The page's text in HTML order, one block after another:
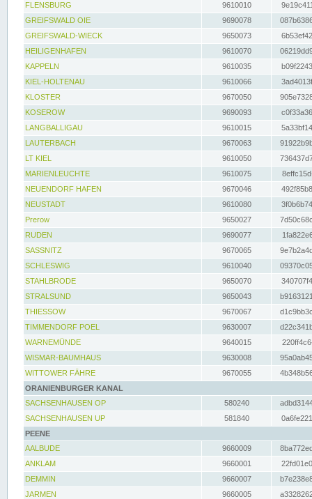
FLENSBURG
9610010
GREIFSWALD OIE
9690078
GREIFSWALD-WIECK
9650073
HEILIGENHAFEN
9610070
KAPPELN
9610035
KIEL-HOLTENAU
9610066
KLOSTER
9670050
KOSEROW
9690093
LANGBALLIGAU
9610015
LAUTERBACH
9670063
LT KIEL
9610050
MARIENLEUCHTE
9610075
NEUENDORF HAFEN
9670046
NEUSTADT
9610080
Prerow
9650027
RUDEN
9690077
SASSNITZ
9670065
SCHLESWIG
9610040
STAHLBRODE
9650070
STRALSUND
9650043
THIESSOW
9670067
TIMMENDORF POEL
9630007
WARNEMÜNDE
9640015
WISMAR-BAUMHAUS
9630008
WITTOWER FÄHRE
9670055
ORANIENBURGER KANAL
SACHSENHAUSEN OP
580240
SACHSENHAUSEN UP
581840
PEENE
AALBUDE
9660009
ANKLAM
9660001
DEMMIN
9660007
JARMEN
9660005